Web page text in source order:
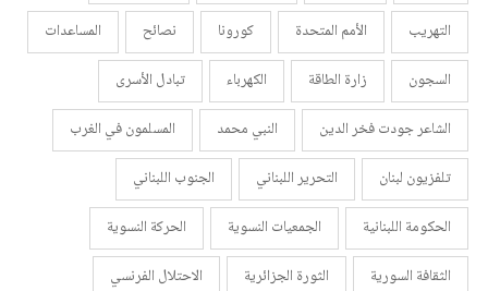
التهريب
الأمم المتحدة كورونا نصائح
المساعدات
السجون
زارة الطاقة الكهرباء
تبادل الأسرى
الشاعر جودت فخر الدين
النبي محمد
المسلمون في الغرب
تلفزيون لبنان
التحرير اللبناني
الجنوب اللبناني
الحكومة اللبنانية
الجمعيات النسوية
الحركة النسوية
الثقافة السورية
الثورة الجزائرية
الاحتلال الفرنسي